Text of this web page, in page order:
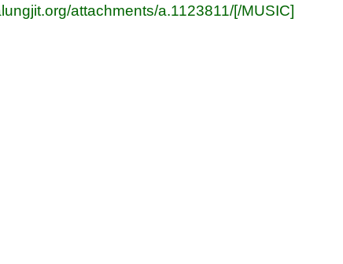
attachments/a.1123811/[/MUSIC]